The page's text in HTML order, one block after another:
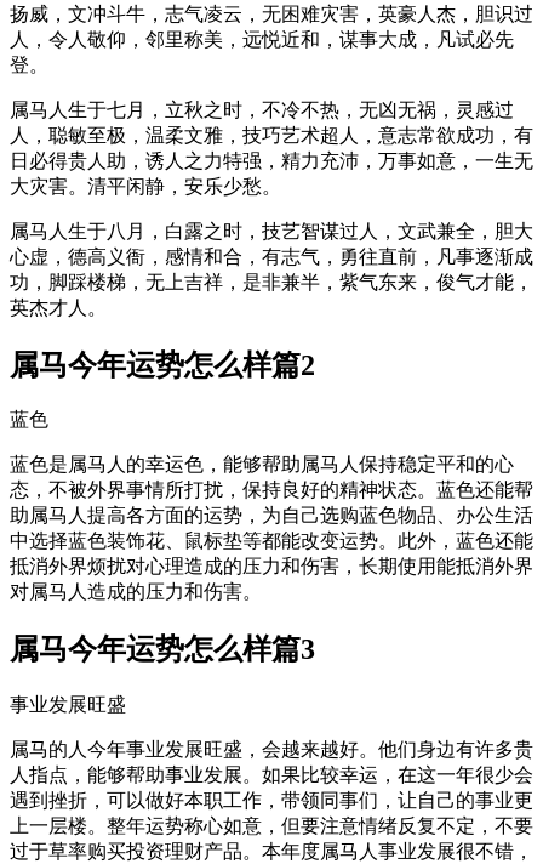
扬威，文冲斗牛，志气凌云，无困难灾害，英豪人杰，胆识过
人，令人敬仰，邻里称美，远悦近和，谋事大成，凡试必先
登。
属马人生于七月，立秋之时，不冷不热，无凶无祸，灵感过
人，聪敏至极，温柔文雅，技巧艺术超人，意志常欲成功，有
日必得贵人助，诱人之力特强，精力充沛，万事如意，一生无
大灾害。清平闲静，安乐少愁。
属马人生于八月，白露之时，技艺智谋过人，文武兼全，胆大
心虚，德高义衙，感情和合，有志气，勇往直前，凡事逐渐成
功，脚踩楼梯，无上吉祥，是非兼半，紫气东来，俊气才能，
英杰才人。
属马今年运势怎么样篇2
蓝色
蓝色是属马人的幸运色，能够帮助属马人保持稳定平和的心
态，不被外界事情所打扰，保持良好的精神状态。蓝色还能帮
助属马人提高各方面的运势，为自己选购蓝色物品、办公生活
中选择蓝色装饰花、鼠标垫等都能改变运势。此外，蓝色还能
抵消外界烦扰对心理造成的压力和伤害，长期使用能抵消外界
对属马人造成的压力和伤害。
属马今年运势怎么样篇3
事业发展旺盛
属马的人今年事业发展旺盛，会越来越好。他们身边有许多贵
人指点，能够帮助事业发展。如果比较幸运，在这一年很少会
遇到挫折，可以做好本职工作，带领同事们，让自己的事业更
上一层楼。整年运势称心如意，但要注意情绪反复不定，不要
过于草率购买投资理财产品。本年度属马人事业发展很不错，